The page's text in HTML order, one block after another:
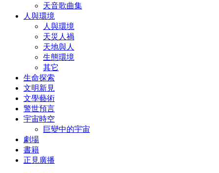
天音歌曲集
人與環境
人與環境
天災人禍
天地與人
生態環境
其它
生命探索
文明新見
文學藝術
警世預言
宇宙時空
巨變中的宇宙
劇場
書籍
正見廣播